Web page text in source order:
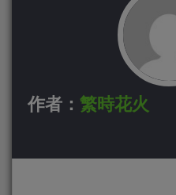
作者： 繁時花火